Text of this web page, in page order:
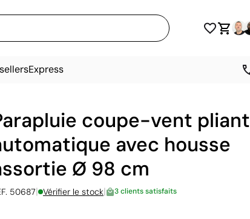
Express
coupe-vent pliant
avec housse
Ø 98 cm
50687| Vérifier le stock| 3 clients satisfaits